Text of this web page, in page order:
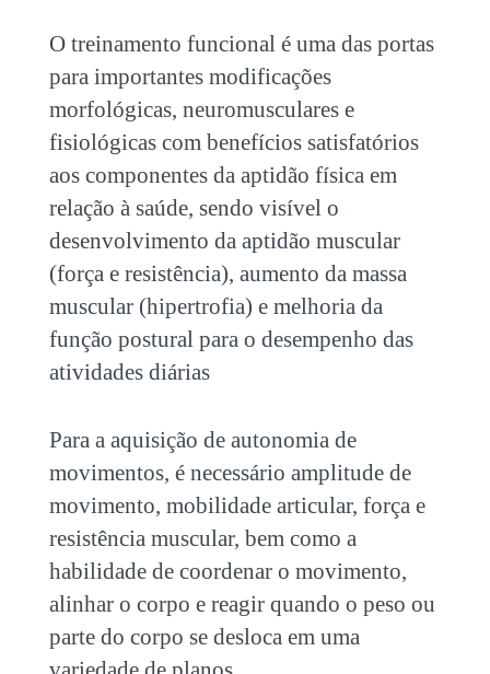
O treinamento funcional é uma das portas
para importantes modificações
morfológicas, neuromusculares e
fisiológicas com benefícios satisfatórios
aos componentes da aptidão física em
relação à saúde, sendo visível o
desenvolvimento da aptidão muscular
(força e resistência), aumento da massa
muscular (hipertrofia) e melhoria da
função postural para o desempenho das
atividades diárias
Para a aquisição de autonomia de
movimentos, é necessário amplitude de
movimento, mobilidade articular, força e
resistência muscular, bem como a
habilidade de coordenar o movimento,
alinhar o corpo e reagir quando o peso ou
parte do corpo se desloca em uma